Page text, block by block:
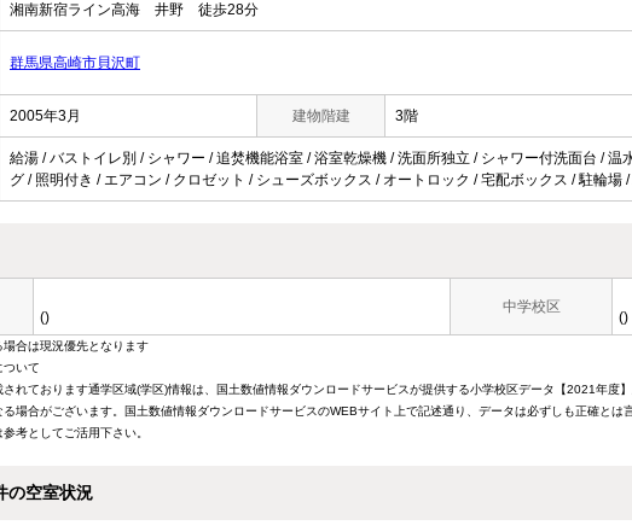
湘南新宿ライン高海 井野 徒歩28分
群馬県高崎市貝沢町
2005年3月 建物階建 3階
給湯 / バストイレ別 / シャワー / 追焚機能浴室 / 浴室乾燥機 / 洗面所独立 / シャワー付洗面台 /
グ / 照明付き / エアコン / クロゼット / シューズボックス / オートロック / 宅配ボックス / 駐輪
()
中学校区
()
合は現況優先となります
いて
されております通学区域(学区)情報は、国土数値情報ダウンロードサービスが提供する小学校区データ【2021年
場合がございます。国土数値情報ダウンロードサービスのWEBサイト上で記述通り、データは必ずしも正確と
考としてご活用下さい。
の空室状況